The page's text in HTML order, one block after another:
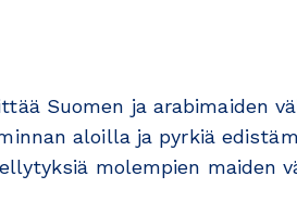
Suomen ja arabimaiden
aloilla ja pyrkiä
molempien maiden